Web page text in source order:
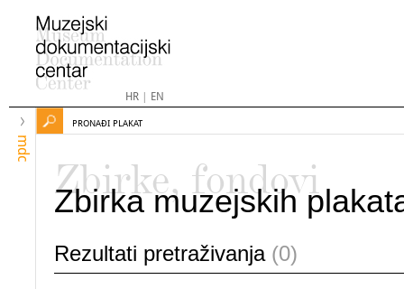
HR| EN
mdc
PRONAĐI PLAKAT
Zbirke, fondovi
Zbirka muzejskih
Rezultati pretraživanja (0)